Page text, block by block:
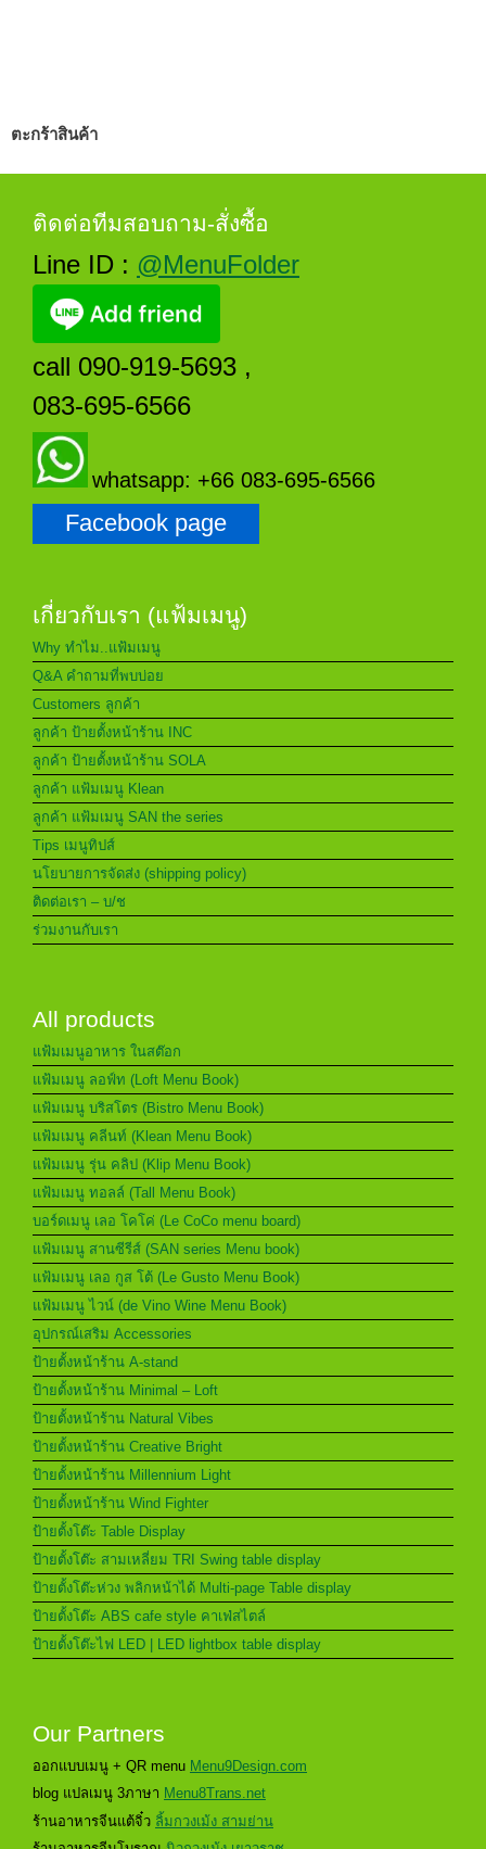
ตะกร้าสินค้า
ติดต่อทีมสอบถาม-สั่งซื้อ
Line ID : @MenuFolder
call 090-919-5693 ,
083-695-6566
whatsapp: +66 083-695-6566
Facebook page
เกี่ยวกับเรา (แฟ้มเมนู)
Why ทำไม..แฟ้มเมนู
Q&A คำถามที่พบบ่อย
Customers ลูกค้า
ลูกค้า ป้ายตั้งหน้าร้าน INC
ลูกค้า ป้ายตั้งหน้าร้าน SOLA
ลูกค้า แฟ้มเมนู Klean
ลูกค้า แฟ้มเมนู SAN the series
Tips เมนูทิปส์
นโยบายการจัดส่ง (shipping policy)
ติดต่อเรา – บ/ช
ร่วมงานกับเรา
All products
แฟ้มเมนูอาหาร ในสต๊อก
แฟ้มเมนู ลอฟ์ท (Loft Menu Book)
แฟ้มเมนู บริสโตร (Bistro Menu Book)
แฟ้มเมนู คลีนท์ (Klean Menu Book)
แฟ้มเมนู รุ่น คลิป (Klip Menu Book)
แฟ้มเมนู ทอลล์ (Tall Menu Book)
บอร์ดเมนู เลอ โคโค่ (Le CoCo menu board)
แฟ้มเมนู สานซีรีส์ (SAN series Menu book)
แฟ้มเมนู เลอ กูส โต้ (Le Gusto Menu Book)
แฟ้มเมนู ไวน์ (de Vino Wine Menu Book)
อุปกรณ์เสริม Accessories
ป้ายตั้งหน้าร้าน A-stand
ป้ายตั้งหน้าร้าน Minimal – Loft
ป้ายตั้งหน้าร้าน Natural Vibes
ป้ายตั้งหน้าร้าน Creative Bright
ป้ายตั้งหน้าร้าน Millennium Light
ป้ายตั้งหน้าร้าน Wind Fighter
ป้ายตั้งโต๊ะ Table Display
ป้ายตั้งโต๊ะ สามเหลี่ยม TRI Swing table display
ป้ายตั้งโต๊ะห่วง พลิกหน้าได้ Multi-page Table display
ป้ายตั้งโต๊ะ ABS cafe style คาเฟ่สไตล์
ป้ายตั้งโต๊ะไฟ LED | LED lightbox table display
Our Partners
ออกแบบเมนู + QR menu Menu9Design.com
blog แปลเมนู 3ภาษา Menu8Trans.net
ร้านอาหารจีนแต้จิ๋ว ลิ้มกวงเม้ง สามย่าน